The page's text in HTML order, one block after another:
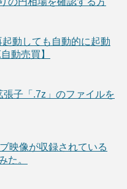
起動しても自動的に起動
動売買】
張子「.7z」のファイルを
映像が収録されている
た。